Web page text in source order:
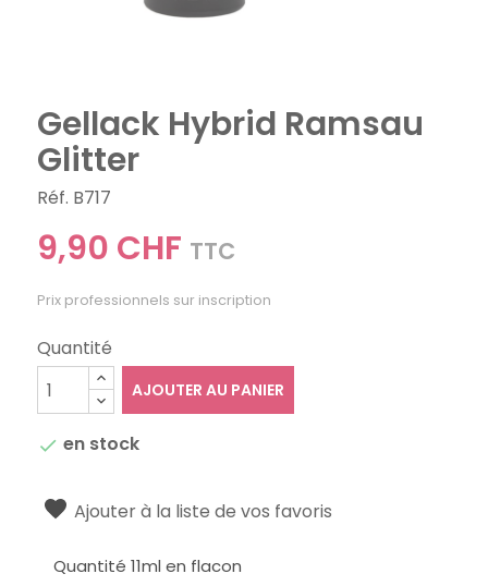
Gellack Hybrid Ramsau
Glitter
Réf. B717
9,90 CHF TTC
Prix professionnels sur inscription
Quantité
AJOUTER AU PANIER
 en stock
Ajouter à la liste de vos favoris
Quantité 11ml en flacon